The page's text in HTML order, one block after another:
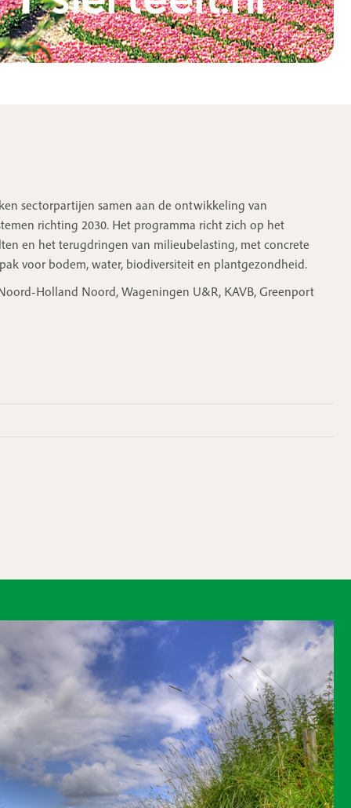
sectorpartijen samen aan de ontwikkeling van
richting 2030. Het programma richt zich op het
en het terugdringen van milieubelasting, met concrete
voor bodem, water, biodiversiteit en plantgezondheid.
Holland Noord, Wageningen U&R, KAVB, Greenport